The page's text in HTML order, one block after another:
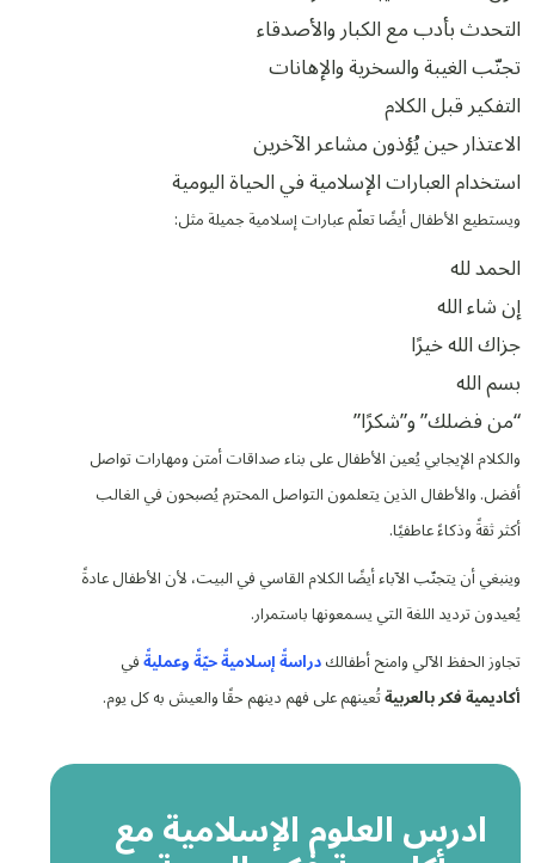
التحدث بأدب مع الكبار والأصدقاء
تجنّب الغيبة والسخرية والإهانات
التفكير قبل الكلام
الاعتذار حين يُؤذون مشاعر الآخرين
استخدام العبارات الإسلامية في الحياة اليومية
ويستطيع الأطفال أيضًا تعلّم عبارات إسلامية جميلة مثل:
الحمد لله
إن شاء الله
جزاك الله خيرًا
بسم الله
“من فضلك” و”شكرًا”
والكلام الإيجابي يُعين الأطفال على بناء صداقات أمتن ومهارات تواصل
أفضل. والأطفال الذين يتعلمون التواصل المحترم يُصبحون في الغالب
أكثر ثقةً وذكاءً عاطفيًا.
وينبغي أن يتجنّب الآباء أيضًا الكلام القاسي في البيت، لأن الأطفال عادةً
يُعيدون ترديد اللغة التي يسمعونها باستمرار.
تجاوز الحفظ الآلي وامنح أطفالكدراسةً إسلاميةً حيّةً وعمليةًفي
أكاديمية فكر بالعربيةتُعينهم على فهم دينهم حقًا والعيش به كل يوم.
ادرس العلوم الإسلامية مع